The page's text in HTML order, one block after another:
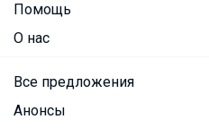
Помощь
О нас
Все предложения
Анонсы